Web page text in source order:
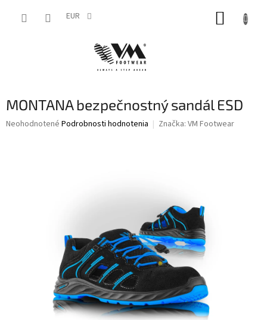
EUR
MONTANA bezpečnostný sandál ESD
Priemerné
Neohodnotené Podrobnosti hodnotenia Značka: VM Footwear